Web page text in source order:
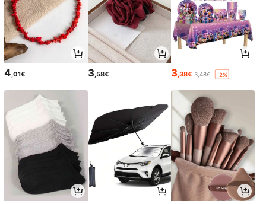
4 ,01€ 3,58€ 3 ,38€ 3,48€ -2%